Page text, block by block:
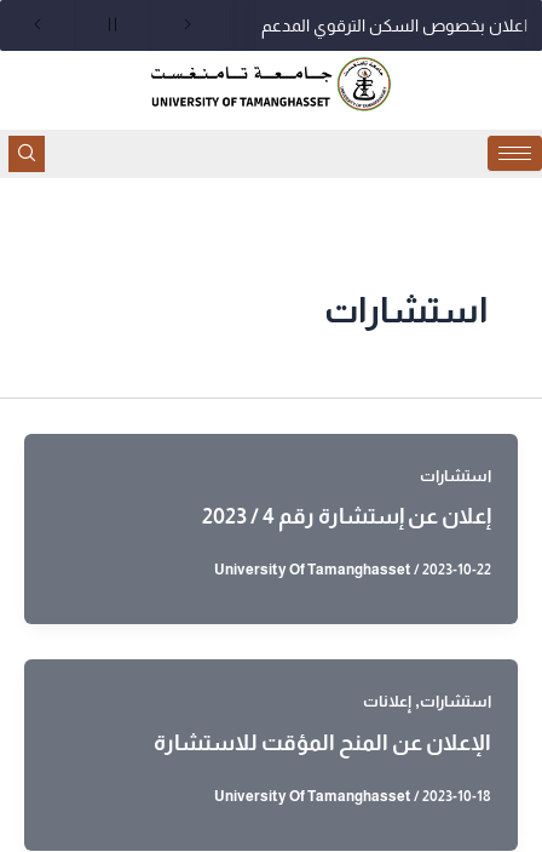
اعلان بخصوص السكن الترقوي المدعم
استشارات
استشارات
إعلان عن إستشارة رقم 4 / 2023
University Of Tamanghasset/2023-10-22
استشارات, إعلانات
الإعلان عن المنح المؤقت للاستشارة
University Of Tamanghasset/2023-10-18